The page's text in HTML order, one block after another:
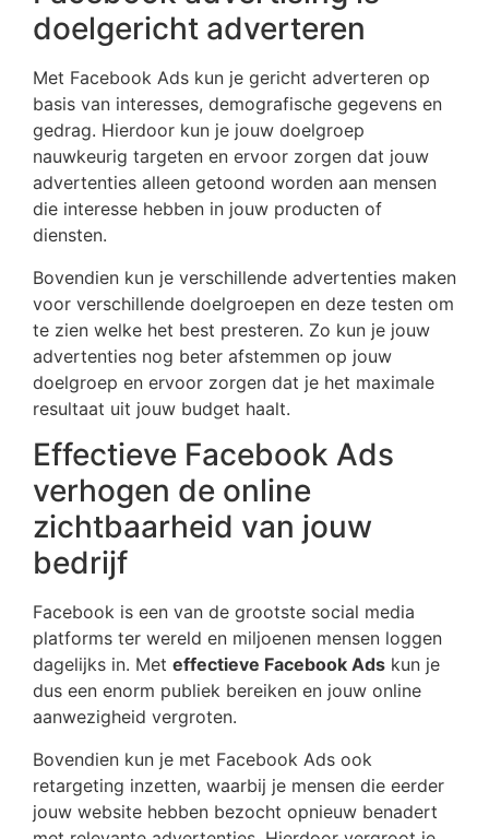
doelgericht adverteren
Met Facebook Ads kun je gericht adverteren op
basis van interesses, demografische gegevens en
gedrag. Hierdoor kun je jouw doelgroep
nauwkeurig targeten en ervoor zorgen dat jouw
advertenties alleen getoond worden aan mensen
die interesse hebben in jouw producten of
diensten.
Bovendien kun je verschillende advertenties maken
voor verschillende doelgroepen en deze testen om
te zien welke het best presteren. Zo kun je jouw
advertenties nog beter afstemmen op jouw
doelgroep en ervoor zorgen dat je het maximale
resultaat uit jouw budget haalt.
Effectieve Facebook Ads
verhogen de online
zichtbaarheid van jouw
bedrijf
Facebook is een van de grootste social media
platforms ter wereld en miljoenen mensen loggen
dagelijks in. Met effectieve Facebook Ads kun je
dus een enorm publiek bereiken en jouw online
aanwezigheid vergroten.
Bovendien kun je met Facebook Ads ook
retargeting inzetten, waarbij je mensen die eerder
jouw website hebben bezocht opnieuw benadert